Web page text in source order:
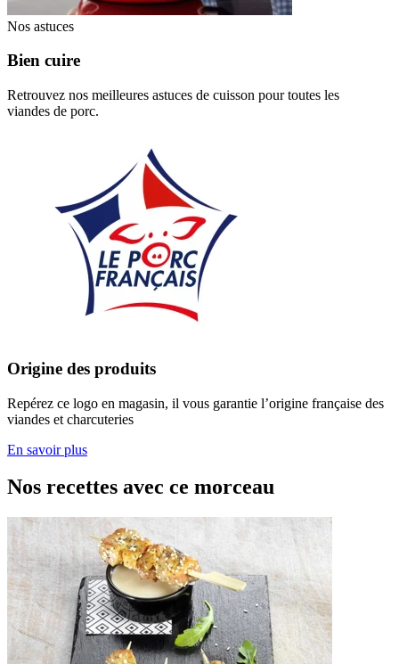
Nos astuces
Bien cuire
Retrouvez nos meilleures astuces de cuisson pour toutes les
viandes de porc.
Origine des produits
Repérez ce logo en magasin, il vous garantie l’origine française des
viandes et charcuteries
En savoir plus
Nos recettes avec ce morceau